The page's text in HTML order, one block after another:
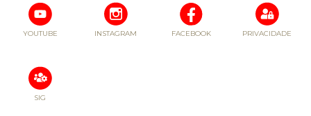
YOUTUBE INSTAGRAM FACEBOOK PRIVACIDADE
SIG